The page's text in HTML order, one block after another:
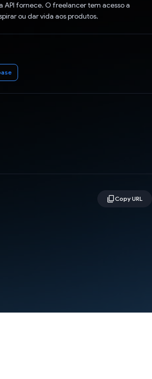
API fornece. O freelancer tem acesso a
ou dar vida aos produtos.